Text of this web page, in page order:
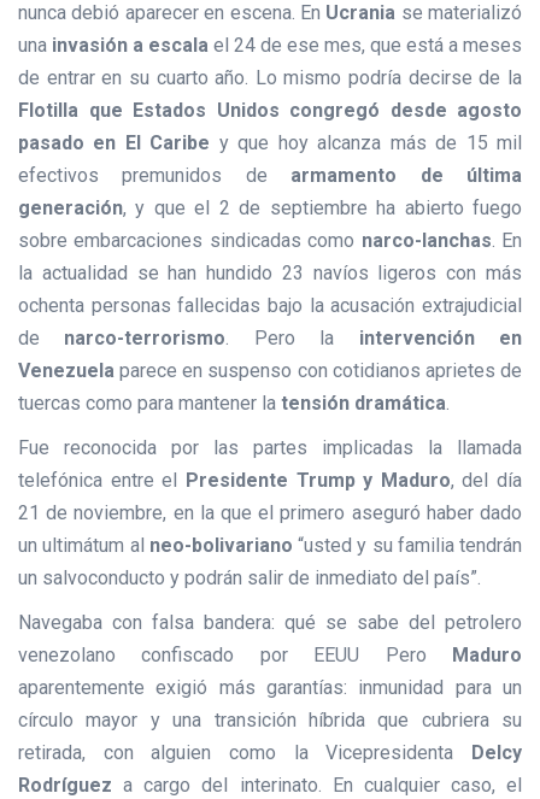
nunca debió aparecer en escena. En Ucrania se materializó
una invasión a escala el 24 de ese mes, que está a meses
de entrar en su cuarto año. Lo mismo podría decirse de la
Flotilla que Estados Unidos congregó desde agosto
pasado en El Caribe y que hoy alcanza más de 15 mil
efectivos premunidos de armamento de última
generación, y que el 2 de septiembre ha abierto fuego
sobre embarcaciones sindicadas como narco-lanchas. En
la actualidad se han hundido 23 navíos ligeros con más
ochenta personas fallecidas bajo la acusación extrajudicial
de narco-terrorismo. Pero la intervención en
Venezuela parece en suspenso con cotidianos aprietes de
tuercas como para mantener la tensión dramática.
Fue reconocida por las partes implicadas la llamada
telefónica entre el
Presidente Trump y Maduro, del día
21 de noviembre, en la que el primero aseguró haber dado
un ultimátum al neo-bolivariano “usted y su familia tendrán
un salvoconducto y podrán salir de inmediato del país”.
Navegaba con falsa bandera: qué se sabe del petrolero
venezolano confiscado por EEUU Pero
Maduro
aparentemente exigió más garantías: inmunidad para un
círculo mayor y una transición híbrida que cubriera su
retirada, con alguien como la Vicepresidenta
Delcy
Rodríguez a cargo del interinato. En cualquier caso, el